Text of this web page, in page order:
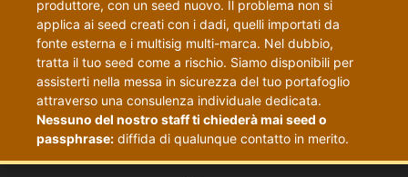
produttore, con un seed nuovo. Il problema non si
applica ai seed creati con i dadi, quelli importati da
fonte esterna e i multisig multi-marca. Nel dubbio,
tratta il tuo seed come a rischio. Siamo disponibili per
assisterti nella messa in sicurezza del tuo portafoglio
attraverso una consulenza individuale dedicata.
Nessuno del nostro staff ti chiederà mai seed o
passphrase: diffida di qualunque contatto in merito.